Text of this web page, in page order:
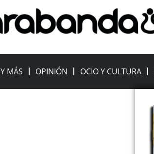
MÁS OPINIÓN OCIO Y CULTURA